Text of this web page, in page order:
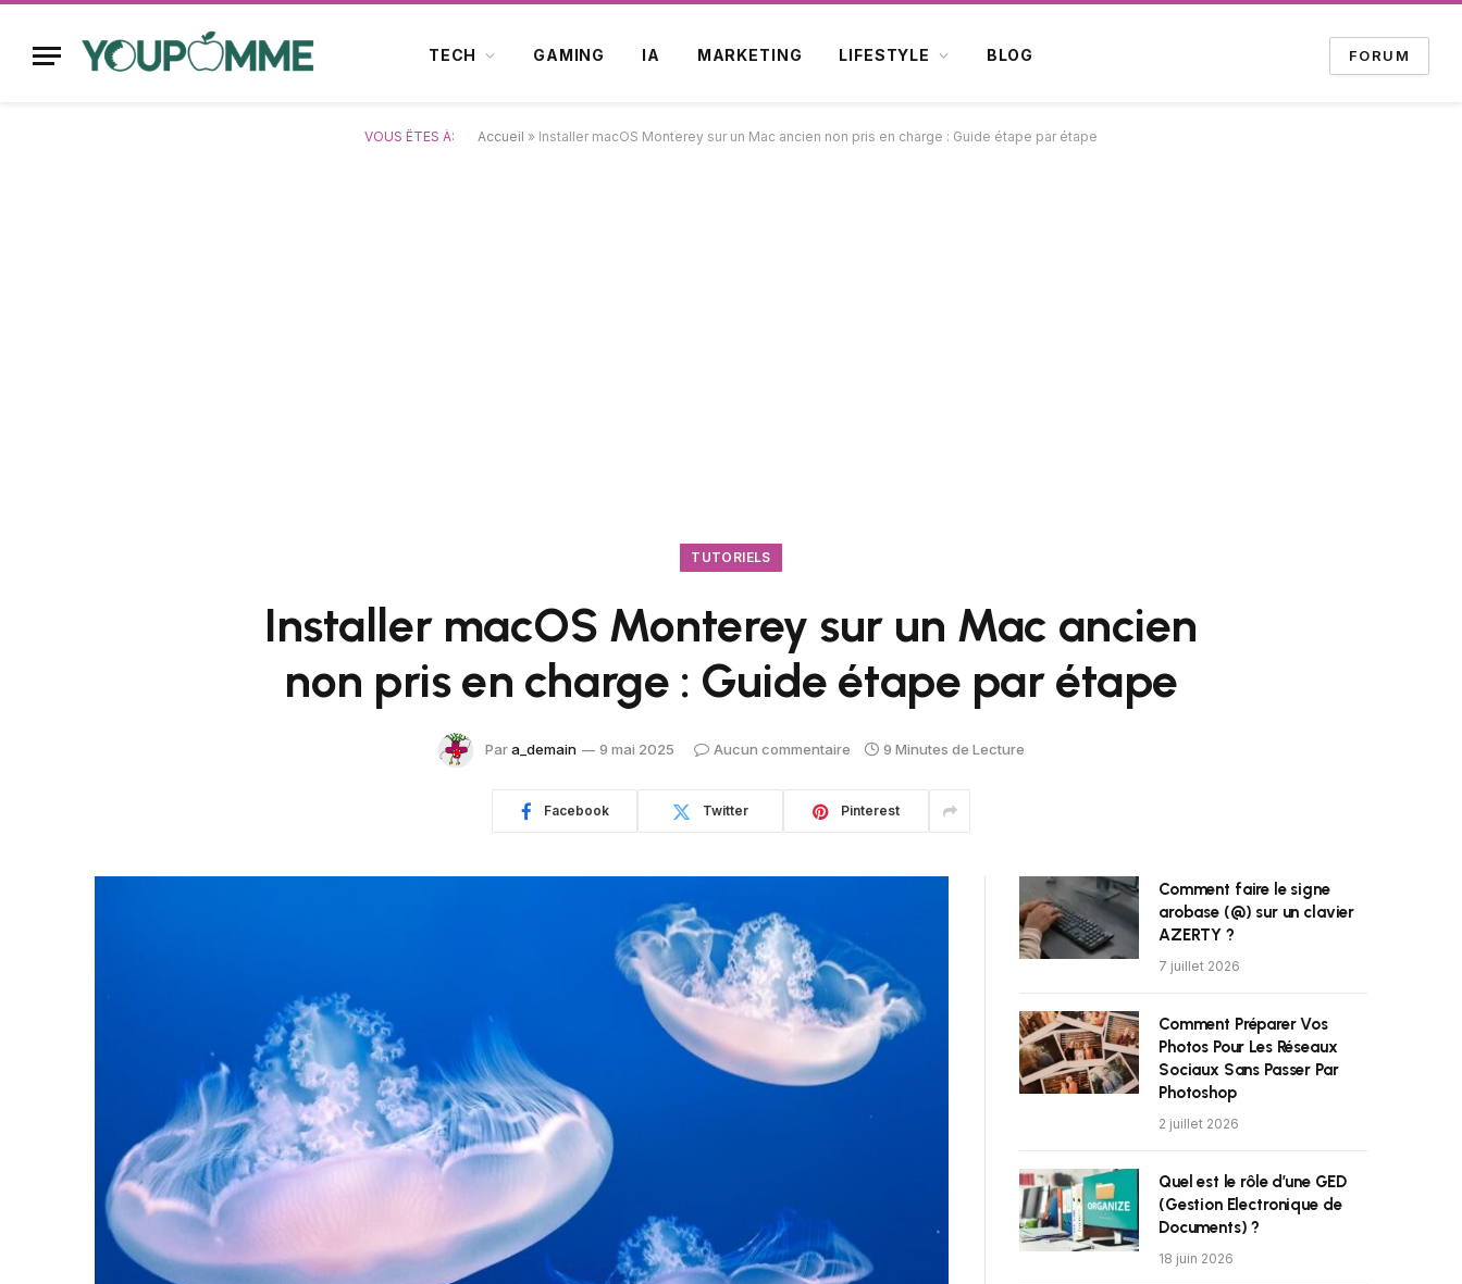
TECH GAMING IA MARKETING LIFESTYLE BLOG FORUM
VOUS ÊTES À: Accueil » Installer macOS Monterey sur un Mac ancien non pris en charge : Guide étape par étape
TUTORIELS
Installer macOS Monterey sur un Mac ancien
non pris en charge : Guide étape par étape
Par a_demain 9 mai 2025 Aucun commentaire 9 Minutes de Lecture
Facebook Twitter Pinterest
Comment faire le signe
arobase (@) sur un clavier
AZERTY ?
7 juillet 2026
Comment Préparer Vos
Photos Pour Les Réseaux
Sociaux Sans Passer Par
Photoshop
2 juillet 2026
Quel est le rôle d’une GED
(Gestion Electronique de
Documents) ?
18 juin 2026